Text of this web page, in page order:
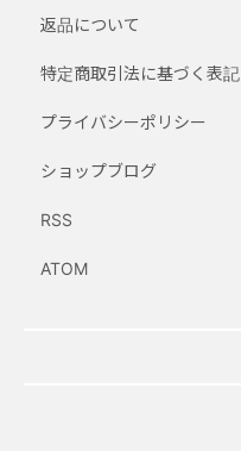
返品について
特定商取引法に基づく表記
プライバシーポリシー
ショップブログ
RSS
ATOM